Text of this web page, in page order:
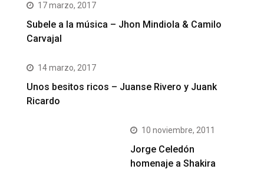
17 marzo, 2017
Subele a la música – Jhon Mindiola & Camilo
Carvajal
14 marzo, 2017
Unos besitos ricos – Juanse Rivero y Juank
Ricardo
10 noviembre, 2011
Jorge Celedón
homenaje a Shakira